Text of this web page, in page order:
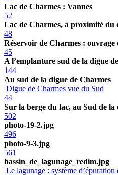
Lac de Charmes : Vannes
52
Lac de Charmes, à proximité du
48
Réservoir de Charmes : ouvrage
45
A l’emplanture sud de la digue
144
Au sud de la digue de Charmes
Digue de Charmes vue du Sud
44
Sur la berge du lac, au Sud de la
502
photo-19-2.jpg
496
photo-9-3.jpg
561
bassin_de_lagunage_redim.jpg
Le lagunage : système d’épuration